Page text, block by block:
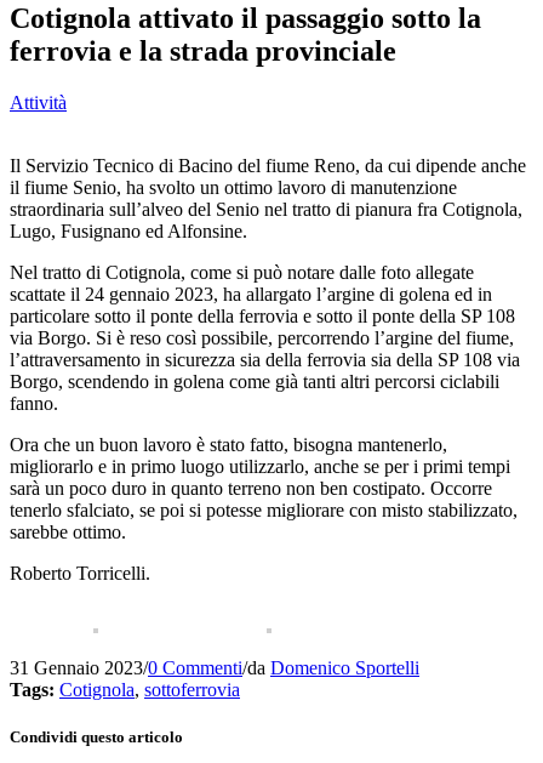
Cotignola attivato il passaggio sotto la
ferrovia e la strada provinciale
Attività
Il Servizio Tecnico di Bacino del fiume Reno, da cui dipende anche
il fiume Senio, ha svolto un ottimo lavoro di manutenzione
straordinaria sull’alveo del Senio nel tratto di pianura fra Cotignola,
Lugo, Fusignano ed Alfonsine.
Nel tratto di Cotignola, come si può notare dalle foto allegate
scattate il 24 gennaio 2023, ha allargato l’argine di golena ed in
particolare sotto il ponte della ferrovia e sotto il ponte della SP 108
via Borgo. Si è reso così possibile, percorrendo l’argine del fiume,
l’attraversamento in sicurezza sia della ferrovia sia della SP 108 via
Borgo, scendendo in golena come già tanti altri percorsi ciclabili
fanno.
Ora che un buon lavoro è stato fatto, bisogna mantenerlo,
migliorarlo e in primo luogo utilizzarlo, anche se per i primi tempi
sarà un poco duro in quanto terreno non ben costipato. Occorre
tenerlo sfalciato, se poi si potesse migliorare con misto stabilizzato,
sarebbe ottimo.
Roberto Torricelli.
31 Gennaio 2023/0 Commenti/da Domenico Sportelli
Tags: Cotignola, sottoferrovia
Condividi questo articolo